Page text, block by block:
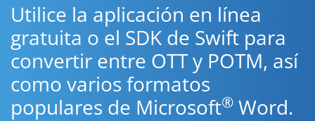
Utilice la aplicación en línea
gratuita o el SDK de Swift para
convertir entre OTT y POTM, así
como varios formatos
populares de Microsoft® Word.